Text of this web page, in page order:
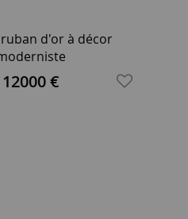
d'or à décor
12000 €